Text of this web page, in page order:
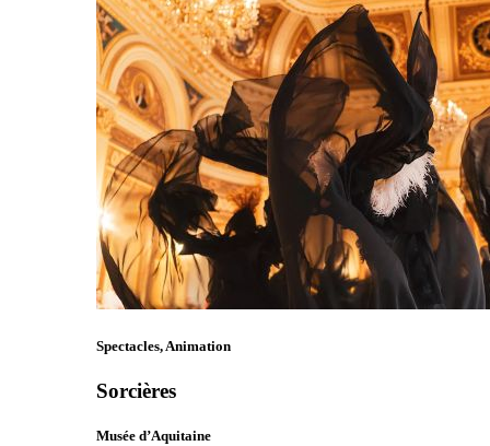
Spectacles, Animation
Sorcières
Musée d’Aquitaine